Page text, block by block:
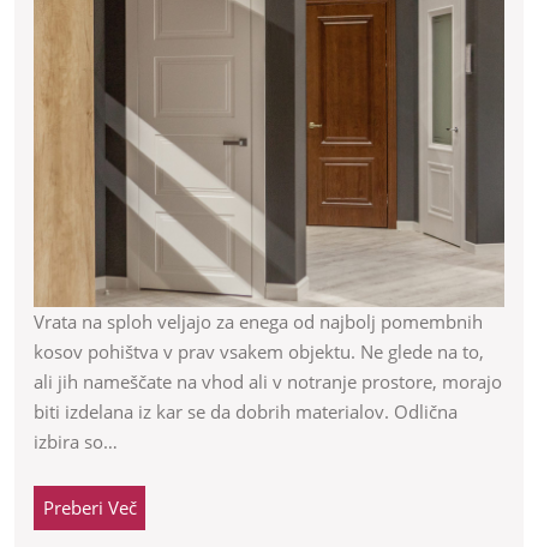
Vrata na sploh veljajo za enega od najbolj pomembnih
kosov pohištva v prav vsakem objektu. Ne glede na to,
ali jih nameščate na vhod ali v notranje prostore, morajo
biti izdelana iz kar se da dobrih materialov. Odlična
izbira so…
Preberi VečPreberi
Več